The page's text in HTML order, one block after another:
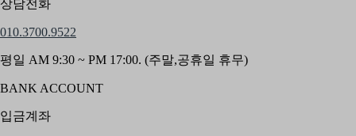
상담전화
010.3700.9522
평일 AM 9:30 ~ PM 17:00. (주말,공휴일 휴무)
BANK ACCOUNT
입금계좌